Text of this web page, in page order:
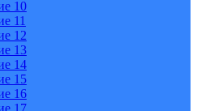
10
11
12
13
14
15
16
17